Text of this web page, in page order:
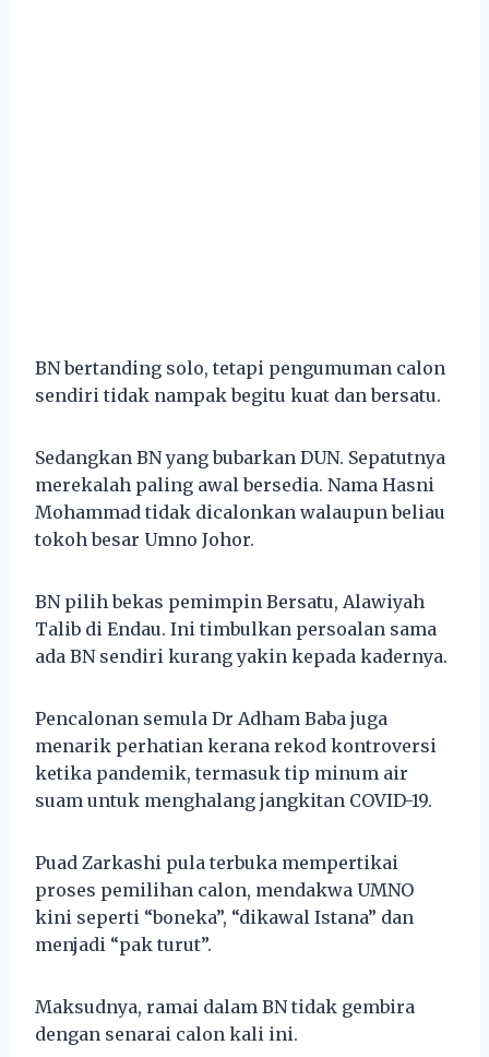
BN bertanding solo, tetapi pengumuman calon
sendiri tidak nampak begitu kuat dan bersatu.
Sedangkan BN yang bubarkan DUN. Sepatutnya
merekalah paling awal bersedia. Nama Hasni
Mohammad tidak dicalonkan walaupun beliau
tokoh besar Umno Johor.
BN pilih bekas pemimpin Bersatu, Alawiyah
Talib di Endau. Ini timbulkan persoalan sama
ada BN sendiri kurang yakin kepada kadernya.
Pencalonan semula Dr Adham Baba juga
menarik perhatian kerana rekod kontroversi
ketika pandemik, termasuk tip minum air
suam untuk menghalang jangkitan COVID-19.
Puad Zarkashi pula terbuka mempertikai
proses pemilihan calon, mendakwa UMNO
kini seperti “boneka”, “dikawal Istana” dan
menjadi “pak turut”.
Maksudnya, ramai dalam BN tidak gembira
dengan senarai calon kali ini.